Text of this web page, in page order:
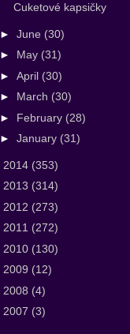
Cuketové kapsičky
► June (30)
► May (31)
► April (30)
► March (30)
► February (28)
► January (31)
2014 (353)
2013 (314)
2012 (273)
2011 (272)
2010 (130)
2009 (12)
2008 (4)
2007 (3)